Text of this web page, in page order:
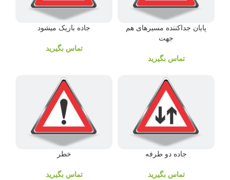
پایان جداکننده مسیرهای هم
جهت
تماس بگیرید
جاده باریک میشود
تماس بگیرید
جاده دو طرفه
تماس بگیرید
خطر
تماس بگیرید